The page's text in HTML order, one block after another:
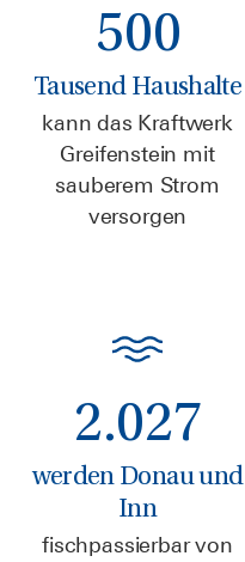
500
Tausend Haushalte
kann das Kraftwerk
Greifenstein mit
sauberem Strom
versorgen
2.027
werden Donau und
Inn
fischpassierbar von